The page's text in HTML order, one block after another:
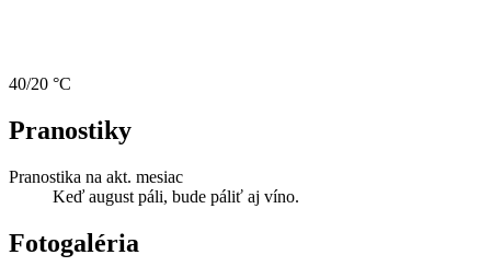
40/20 °C
Pranostiky
Pranostika na akt. mesiac
Keď august páli, bude páliť aj víno.
Fotogaléria